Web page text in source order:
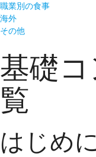
職業別の食事
海外
その他
基礎
覧
はじめに